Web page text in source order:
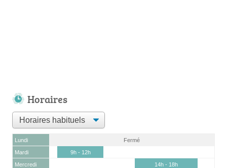
Horaires
Lundi
Fermé
Mardi
9h - 12h
Mercredi
14h - 18h